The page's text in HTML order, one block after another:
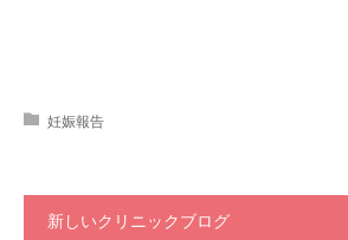
妊娠報告
新しいクリニックブログ